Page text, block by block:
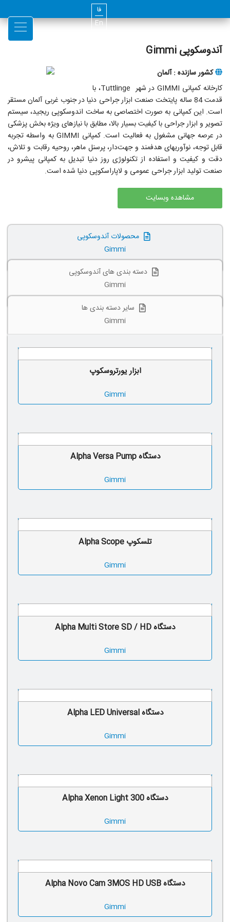
فا
En
آندوسکوپی Gimmi
کشور سازنده : آلمان
کارخانه کمپانی GIMMI در شهر Tuttlinge، با
قدمت 84 ساله پایتخت صنعت ابزار جراحی دنیا در جنوب غربی آلمان مستقر
است. این کمپانی به صورت اختصاصی به ساخت اندوسکوپی ریجید، سیستم
تصویر و ابزار جراحی با کیفیت بسیار بالا، مطابق با نیازهای ویژه بخش پزشکی
در عرصه جهانی مشغول به فعالیت است. کمپانی GIMMI به واسطه تجربه
قابل توجه، نوآوری­های هدفمند و جهت‌دار، پرسنل ماهر، روحیه رقابت و تلاش،
دقت و کیفیت و استفاده از تکنولوژی روز دنیا تبدیل به کمپانی پیشرو در
صنعت تولید ابزار جراحی عمومی و لاپاراسکوپی دنیا شده است.
مشاهده وبسایت
محصولات آندوسکوپی
Gimmi
دسته بندی های آندوسکوپی
Gimmi
سایر دسته بندی ها
Gimmi
ابزار یورتروسکوپ
Gimmi
دستگاه Alpha Versa Pump
Gimmi
تلسکوپ Alpha Scope
Gimmi
دستگاه Alpha Multi Store SD / HD
Gimmi
دستگاه Alpha LED Universal
Gimmi
دستگاه Alpha Xenon Light 300
Gimmi
دستگاه Alpha Novo Cam 3MOS HD USB
Gimmi